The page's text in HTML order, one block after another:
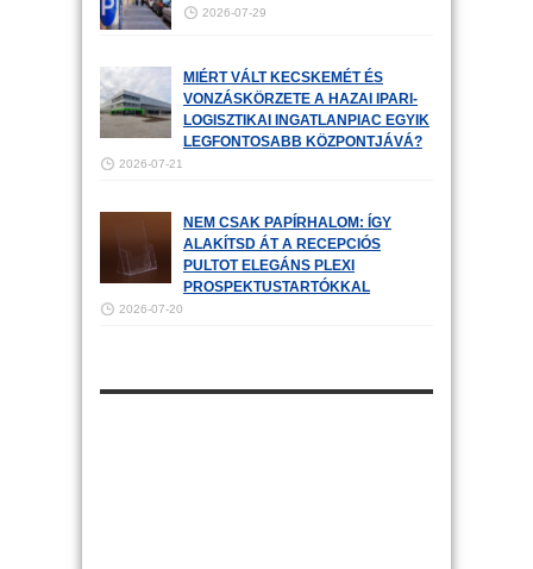
2026-07-29
MIÉRT VÁLT KECSKEMÉT ÉS
VONZÁSKÖRZETE A HAZAI IPARI-
LOGISZTIKAI INGATLANPIAC EGYIK
LEGFONTOSABB KÖZPONTJÁVÁ?
2026-07-21
NEM CSAK PAPÍRHALOM: ÍGY
ALAKÍTSD ÁT A RECEPCIÓS
PULTOT ELEGÁNS PLEXI
PROSPEKTUSTARTÓKKAL
2026-07-20